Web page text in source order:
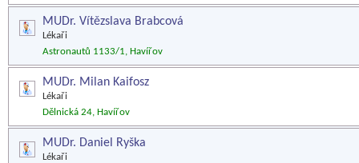
MUDr. Vítězslava Brabcová
Lékaři
Astronautů 1133/1, Havířov
MUDr. Milan Kaifosz
Lékaři
Dělnická 24, Havířov
MUDr. Daniel Ryška
Lékaři